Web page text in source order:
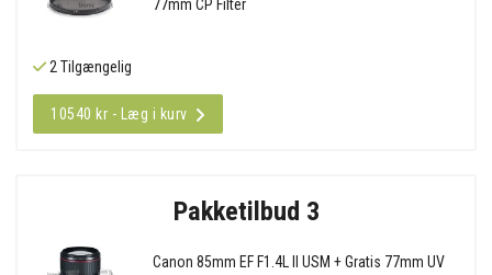
77mm CP Filter
2 Tilgængelig
10540 kr - Læg i kurv
Pakketilbud 3
Canon 85mm EF F1.4L II USM + Gratis 77mm UV